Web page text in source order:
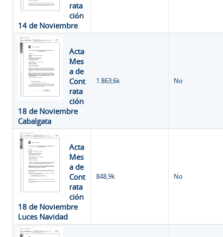
rata
ción
14 de Noviembre
Acta
Mes
a de
Cont
rata
ción
18 de Noviembre
Cabalgata
1.863,6k No
Acta
Mes
a de
Cont
rata
ción
18 de Noviembre
Luces Navidad
848,9k No